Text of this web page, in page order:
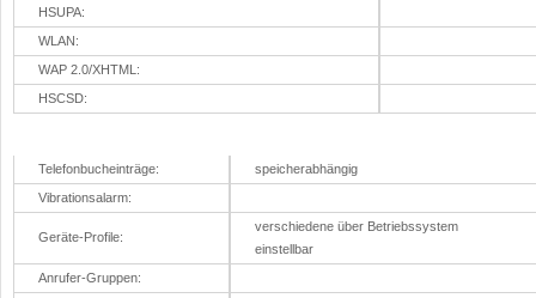
HSUPA:
WLAN:
WAP 2.0/XHTML:
HSCSD:
Telefonbucheinträge:
speicherabhängig
Vibrationsalarm:
Geräte-Profile:
verschiedene über Betriebssystem
einstellbar
Anrufer-Gruppen: